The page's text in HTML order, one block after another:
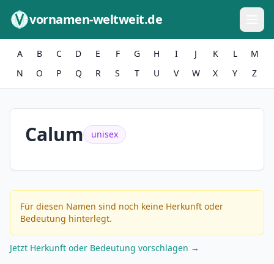
vornamen-weltweit.de
A B C D E F G H I J K L
M
N
O P Q R S T U V W X Y Z
Calum unisex
Für diesen Namen sind noch keine Herkunft oder
Bedeutung hinterlegt.
Jetzt Herkunft oder Bedeutung vorschlagen →